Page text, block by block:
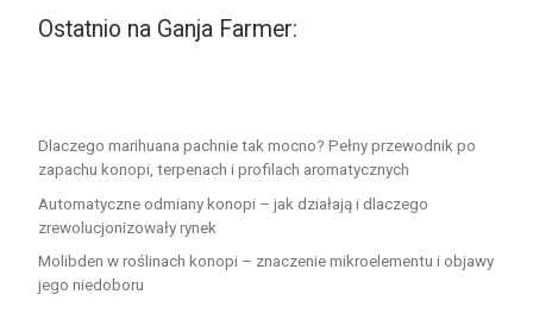
Ostatnio na Ganja Farmer:
Dlaczego marihuana pachnie tak mocno? Pełny przewodnik po
zapachu konopi, terpenach i profilach aromatycznych
Automatyczne odmiany konopi – jak działają i dlaczego
zrewolucjonizowały rynek
Molibden w roślinach konopi – znaczenie mikroelementu i objawy
jego niedoboru